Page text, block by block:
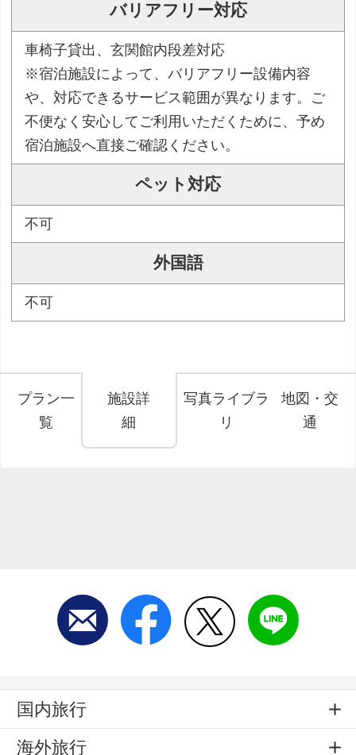
バリアフリー対応
車椅子貸出、玄関館内段差対応
※宿泊施設によって、バリアフリー設備内容
や、対応できるサービス範囲が異なります。ご
不便なく安心してご利用いただくために、予め
宿泊施設へ直接ご確認ください。
ペット対応
不可
外国語
不可
プラン一
覧
施設詳
細
写真ライブラ
リ
地図・交
通
国内旅行
海外旅行